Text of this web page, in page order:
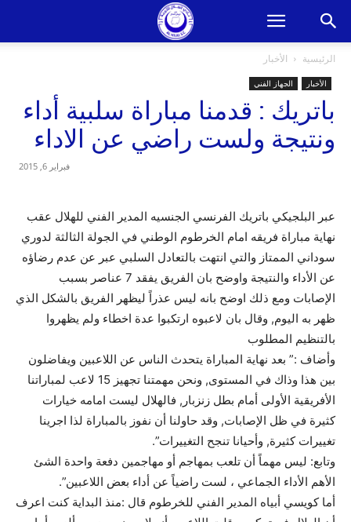
الرئيسية الأخبار
الأخبار الجهاز الفني
باتريك : قدمنا مباراة سلبية أداء
ونتيجة ولست راضي عن الاداء
فبراير 6, 2015
عبر البلجيكي باتريك الفرنسي الجنسيه المدير الفني للهلال عقب
نهاية مباراة فريقه امام الخرطوم الوطني في الجولة الثالثة لدوري
سوداني الممتاز والتي انتهت بالتعادل السلبي عبر عن عدم رضاؤه
عن الأداء والنتيجة واوضح بان الفريق يفقد 7 عناصر بسبب
الإصابات ومع ذلك اوضح بانه ليس عذراً ليظهر الفريق بالشكل الذي
ظهر به اليوم, وقال بان لاعبوه ارتكبوا عدة اخطاء ولم يظهروا
بالتنظيم المطلوب
وأضاف :” بعد نهاية المباراة يتحدث الناس عن اللاعبين ويفاضلون
بين هذا وذاك في المستوى, ونحن مهمتنا تجهيز 15 لاعب لمباراتنا
الأفريقية الأولى أمام بطل زنزبار, فالهلال ليست امامه خيارات
كثيرة في ظل الإصابات, وقد حاولنا أن نفوز بالمباراة لذا اجرينا
تغييرات كثيرة, وأحيانا تنجح التغييرات”.
وتابع: ليس مهماً أن تلعب بمهاجم أو مهاجمين دفعة واحدة الشئ
الأهم الأداء الجماعي ، لست راضياً عن أداء بعض اللاعبين”.
أما كويسي أبياه المدير الفني للخرطوم قال :منذ البداية كنت اعرف